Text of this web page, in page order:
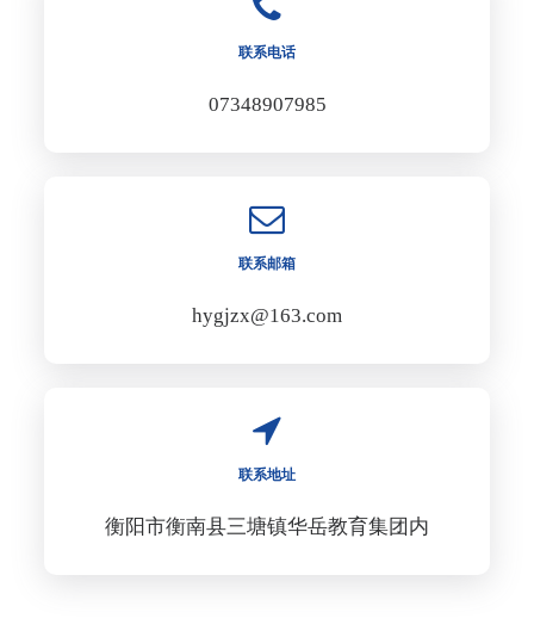
联系电话
07348907985
联系邮箱
hygjzx@163.com
联系地址
衡阳市衡南县三塘镇华岳教育集团内